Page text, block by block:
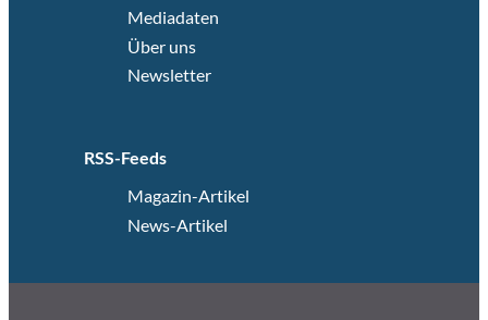
Mediadaten
Über uns
Newsletter
RSS-Feeds
Magazin-Artikel
News-Artikel